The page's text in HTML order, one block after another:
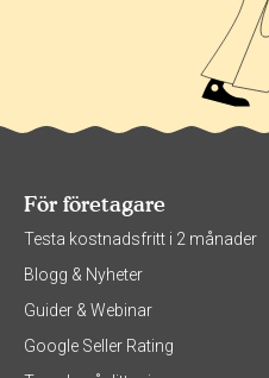
För företagare
Testa kostnadsfritt i 2 månader
Blogg & Nyheter
Guider & Webinar
Google Seller Rating